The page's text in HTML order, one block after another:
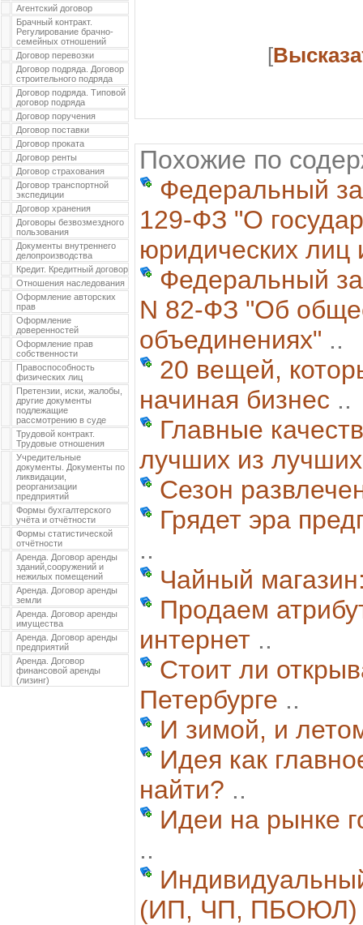
Агентский договор
Брачный контракт.
Регулирование брачно-
семейных отношений
Договор перевозки
Договор подряда. Договор
строительного подряда
Договор подряда. Типовой
договор подряда
Договор поручения
Договор поставки
Договор проката
Договор ренты
Договор страхования
Договор транспортной
экспедиции
Договор хранения
Договоры безвозмездного
пользования
Документы внутреннего
делопроизводства
Кредит. Кредитный договор
Отношения наследования
Оформление авторских
прав
Оформление
доверенностей
Оформление прав
собственности
Правоспособность
физических лиц
Претензии, иски, жалобы,
другие документы
подлежащие
рассмотрению в суде
Трудовой контракт.
Трудовые отношения
Учредительные
документы. Документы по
ликвидации,
реорганизации
предприятий
Формы бухгалтерского
учёта и отчётности
Формы статистической
отчётности
Аренда. Договор аренды
зданий,сооружений и
нежилых помещений
Аренда. Договор аренды
земли
Аренда. Договор аренды
имущества
Аренда. Договор аренды
предприятий
Аренда. Договор
финансовой аренды
(лизинг)
[
Похожие по
Федеральный
129-ФЗ "О
юридических лиц
Федеральный
N 82-ФЗ "Об
объединениях" ..
20 вещей,
начиная бизнес ..
Главные
лучших из лучших
Сезон
Грядет эра
..
Чайный
Продаем
интернет ..
Стоит ли
Петербурге ..
И зимой, и
Идея как
найти? ..
Идеи на рынке
..
(ИП, ЧП, ПБОЮЛ)